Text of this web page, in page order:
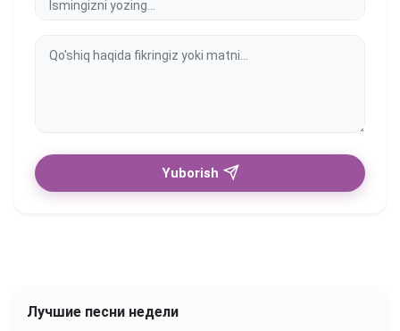
Yuborish
Лучшие песни недели